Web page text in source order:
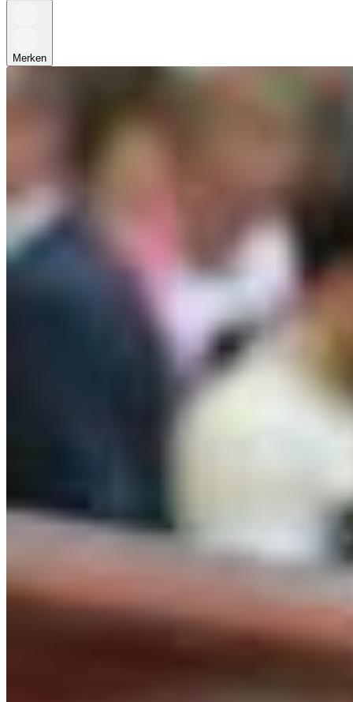
Merken